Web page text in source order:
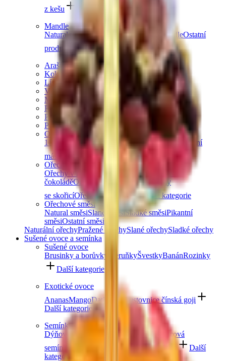
z kešu
Další kategorie
Mandle
Natural mandleSlané mandle Sladké mandleOstatní
produkty z mandlí
Další kategorie
Arašídy
Kokosové ořechy
Lískové ořechy
Vlašské ořechy
Makadamové ořechy
Para ořechy
Pekanové ořechy
Píniové oříšky
Ořechová másla
100% ořechová
S čokoládou Slaný karamel
Ostatní
másla a pasty
Další kategorie
Ořechy v čokoládě
Ořechy v hořké čokoládě
Ořechy v mléčné
čokoláděOřechy v bílé čokoláděOřechy
se skořicíOřechy v tiramisu
Další kategorie
Ořechové směsi
Natural směsiSlané směsiSladké směsiPikantní
směsiOstatní směsi
Naturální ořechyPražené ořechySlané ořechySladké ořechy
Sušené ovoce a semínka
Sušené ovoce
Brusinky a borůvky
MeruňkyŠvestkyBanánRozinky
Další kategorie
Exotické ovoce
AnanasMangoDatle FíkyKustovnice čínská goji
Další kategorie
Semínka
Dýňová semínka
Chia semínka
Slunečnicová
semínka
Konopná semínka
Další
kategorie